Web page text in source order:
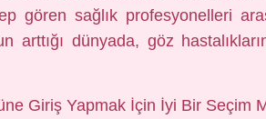
gören sağlık profesyonelleri
arttığı dünyada, göz
Giriş Yapmak İçin İyi Bir Seçim